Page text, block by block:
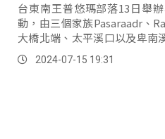
台東南王普悠瑪部落13日舉
動，由三個家族Pasaraadr、
大橋北端、太平溪口以及卑南
Arasis家族成員一早也聚集在
的小米飯以及糯米酒，朝向綠
2024-07-15 19:31